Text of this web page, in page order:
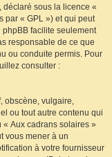
déclaré sous la licence «
par « GPL ») et qui peut
phpBB facilite seulement
responsable de ce que
ou conduite permis. Pour
consulter :
obscène, vulgaire,
ou tout autre contenu qui
« Aux cadrans solaires »
vous mener à un
à votre fournisseur